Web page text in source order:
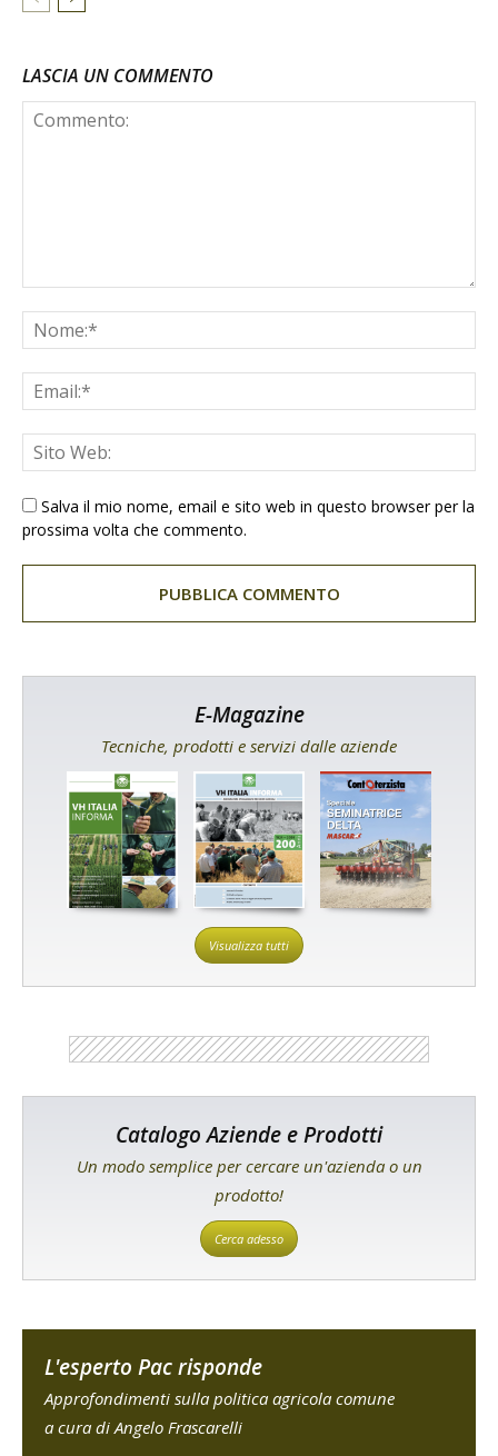
LASCIA UN COMMENTO
Salva il mio nome, email e sito web in questo browser per la
prossima volta che commento.
E-Magazine
Tecniche, prodotti e servizi dalle aziende
Visualizza tutti
Catalogo Aziende e Prodotti
Un modo semplice per cercare un'azienda o un
prodotto!
Cerca adesso
L'esperto Pac risponde
Approfondimenti sulla politica agricola comune
a cura di Angelo Frascarelli